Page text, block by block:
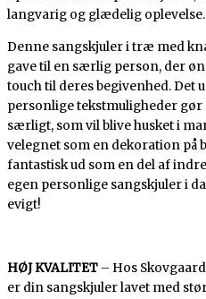
langvarig og glædelig oplevelse.
Denne sangskjuler i træ med
gave til en særlig person, der
touch til deres begivenhed. Det
personlige tekstmuligheder
særligt, som vil blive husket i
velegnet som en dekoration på
fantastisk ud som en del af
egen personlige sangskjuler i
evigt!
HØJ KVALITET – Hos
er din sangskjuler lavet med